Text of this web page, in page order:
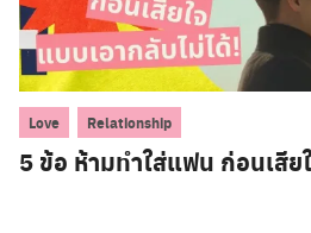
Love Relationship
5 ข้อ ห้ามทำใส่แฟน ก่อนเสีย